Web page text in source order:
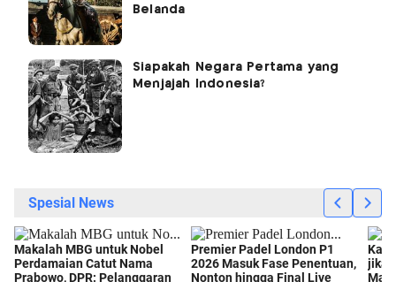
Belanda
Siapakah Negara Pertama yang
Menjajah Indonesia?